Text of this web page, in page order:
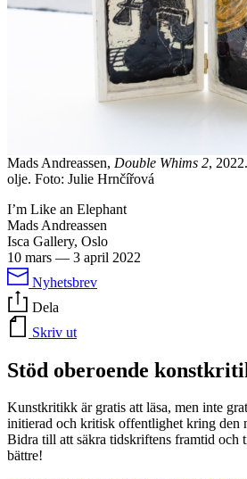
Mads Andreassen, Double Whims 2,
olje. Foto: Julie Hrnčířová
I’m Like an Elephant
Mads Andreassen
Isca Gallery, Oslo
10 mars — 3 april 2022
Nyhetsbrev
Dela
Skriv ut
Stöd oberoende
Kunstkritikk är gratis att läsa, men inte
initierad och kritisk offentlighet kring den
Bidra till att säkra tidskriftens framtid och
bättre!